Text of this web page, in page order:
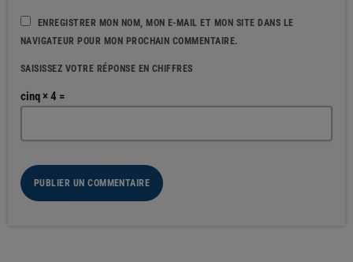
ENREGISTRER MON NOM, MON E-MAIL ET MON SITE DANS LE
NAVIGATEUR POUR MON PROCHAIN COMMENTAIRE.
SAISISSEZ VOTRE RÉPONSE EN CHIFFRES
cinq × 4 =